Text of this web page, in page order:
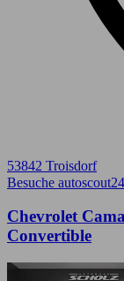
53842 Troisdorf
Besuche
Chevrolet
Convertible